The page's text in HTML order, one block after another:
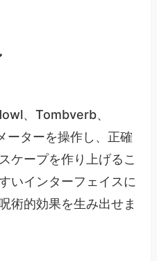
、Tombverb、
ーターを操作し、正確
ケープを作り上げるこ
いインターフェイスに
術的効果を生み出せま